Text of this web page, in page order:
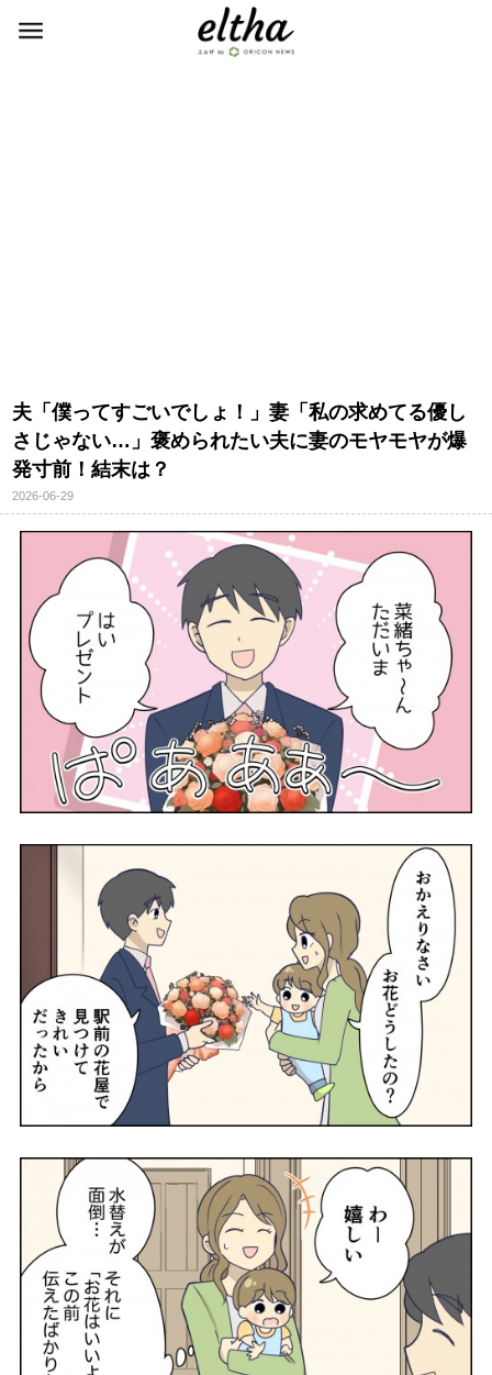
夫「僕ってすごいでしょ！」妻「私の求めてる優し
さじゃない…」褒められたい夫に妻のモヤモヤが爆
発寸前！結末は？
2026-06-29